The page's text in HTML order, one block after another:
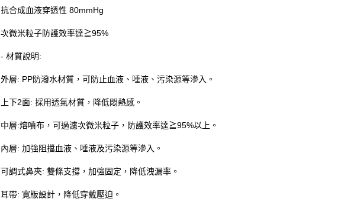
抗合成血液穿透性 80mmHg
次微米粒子防護效率達≧95%
- 材質說明:
外層: PP防潑水材質，可防止血液、唾液、污染源等滲入。
上下2面: 採用透氣材質，降低悶熱感。
中層:熔噴布，可過濾次微米粒子，防護效率達≧95%以上。
內層: 加強阻擋血液、唾液及污染源等滲入。
可調式鼻夾: 雙條支撐，加強固定，降低洩漏率。
耳帶: 寬版設計，降低穿戴壓迫。